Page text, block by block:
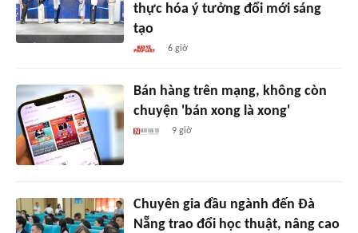
thực hóa ý tưởng đổi mới sáng
tạo
6 giờ
Bán hàng trên mạng, không còn
chuyện 'bán xong là xong'
9 giờ
Chuyên gia đầu ngành đến Đà
Nẵng trao đổi học thuật, nâng cao